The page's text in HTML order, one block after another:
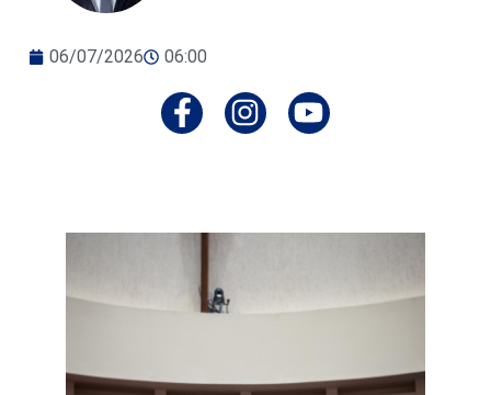
06/07/2026 06:00